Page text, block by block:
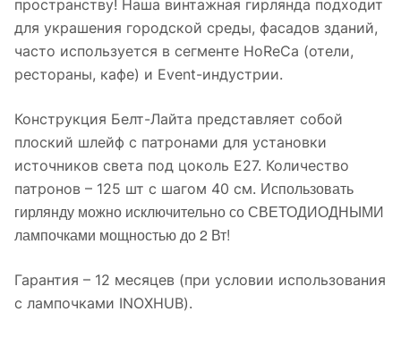
пространству! Наша винтажная гирлянда подходит
для украшения городской среды, фасадов зданий,
часто используется в сегменте HoReCa (отели,
рестораны, кафе) и Event-индустрии.
Конструкция Белт-Лайта представляет собой
плоский шлейф с патронами для установки
источников света под цоколь E27. Количество
патронов – 125 шт с шагом 40 см. Использовать
гирлянду можно исключительно со СВЕТОДИОДНЫМИ
лампочками мощностью до 2 Вт!
Гарантия – 12 месяцев (при условии использования
с лампочками INOXHUB).